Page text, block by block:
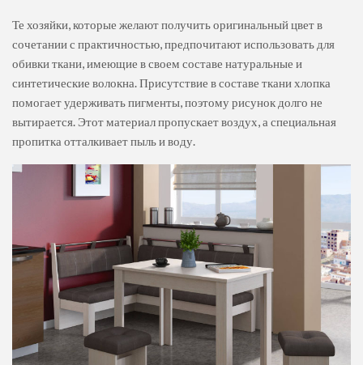
Те хозяйки, которые желают получить оригинальный цвет в
сочетании с практичностью, предпочитают использовать для
обивки ткани, имеющие в своем составе натуральные и
синтетические волокна. Присутствие в составе ткани хлопка
помогает удерживать пигменты, поэтому рисунок долго не
вытирается. Этот материал пропускает воздух, а специальная
пропитка отталкивает пыль и воду.